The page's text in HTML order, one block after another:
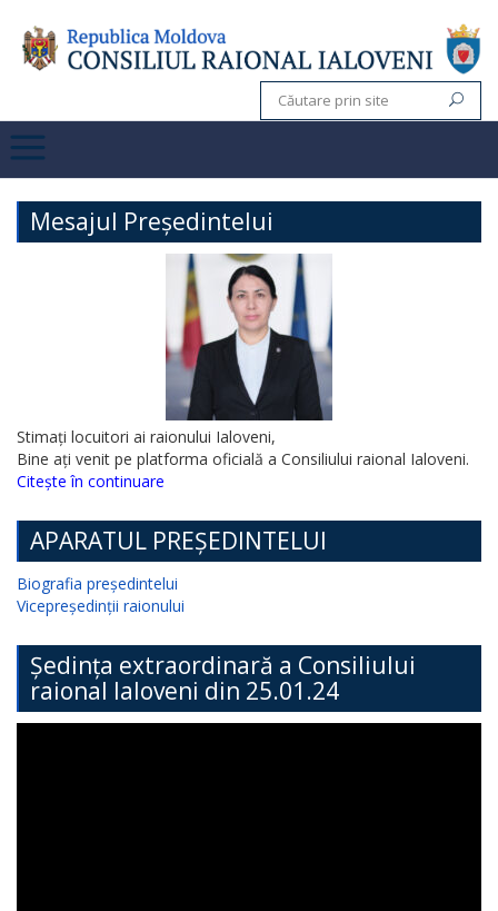
Mesajul Președintelui
Stimați locuitori ai raionului Ialoveni,
Bine ați venit pe platforma oficială a Consiliului raional Ialoveni.
Citește în continuare
APARATUL PREȘEDINTELUI
Biografia președintelui
Vicepreședinții raionului
Ședința extraordinară a Consiliului
raional Ialoveni din 25.01.24